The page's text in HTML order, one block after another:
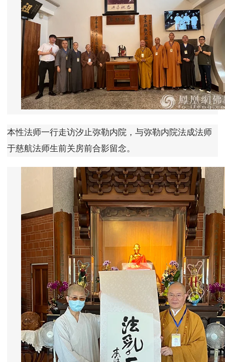
本性法师一行走访汐止弥勒内院，与弥勒内院法成法师
于慈航法师生前关房前合影留念。